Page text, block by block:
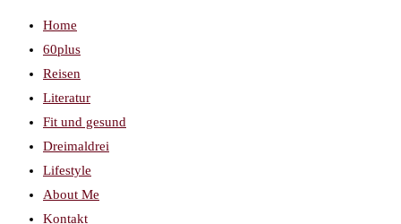
Home
60plus
Reisen
Literatur
Fit und gesund
Dreimaldrei
Lifestyle
About Me
Kontakt